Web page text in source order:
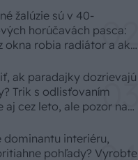
žalúzie sú v 40-
horúčavách pasca:
okna robia radiátor a ako
ak paradajky dozrievajú
Trik s odlisťovaním
aj cez leto, ale pozor na
dominantu interiéru,
pohľady? Vyrobte